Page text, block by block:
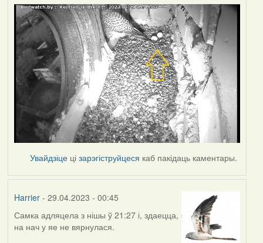
Увайдзіце цізарэгіструйцеся каб пакідаць каментары.
Harrier- 29.04.2023 - 00:45
Самка адляцела з нішы ў 21:27 і, здаецца,
на нач у яе не вярнулася.